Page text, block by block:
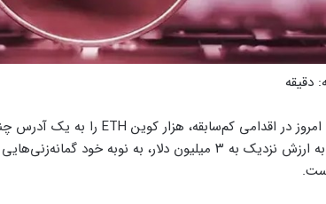
دقیقه
این انتقال، به ارزش نزدیک به ۳ میلیون دلار، به نوبه